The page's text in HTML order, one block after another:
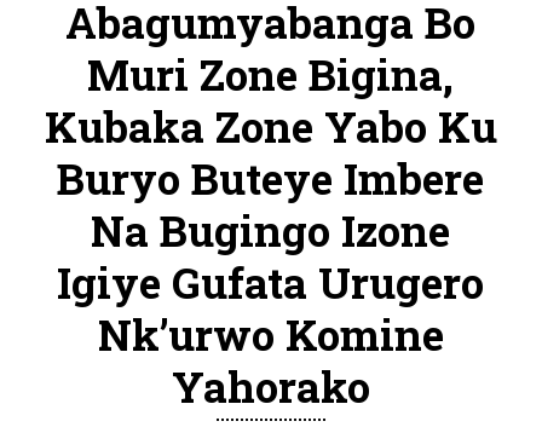
Abagumyabanga Bo
Muri Zone Bigina,
Kubaka Zone Yabo Ku
Buryo Buteye Imbere
Na Bugingo Izone
Igiye Gufata Urugero
Nk’urwo Komine
Yahorako